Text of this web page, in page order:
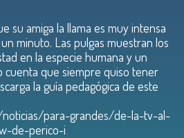
su amiga la llama es muy intensa
minuto. Las pulgas muestran los
en la especie humana y un
cuenta que siempre quiso tener
la guía pedagógica de este
para-grandes/de-la-tv-al-
de-perico-i